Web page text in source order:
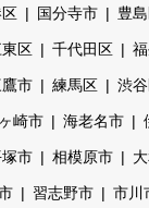
国分寺市 豊
区 千代田区
鷹市 練馬区 渋
崎市 海老名市
市 相模原市
習志野市 市川